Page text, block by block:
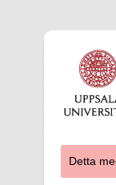
Detta